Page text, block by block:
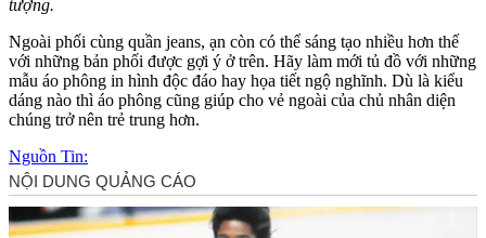
tượng.
Ngoài phối cùng quần jeans, ạn còn có thể sáng tạo nhiều hơn thế
với những bản phối được gợi ý ở trên. Hãy làm mới tủ đồ với những
mẫu áo phông in hình độc đáo hay họa tiết ngộ nghĩnh. Dù là kiểu
dáng nào thì áo phông cũng giúp cho vẻ ngoài của chủ nhân diện
chúng trở nên trẻ trung hơn.
Nguồn Tin: